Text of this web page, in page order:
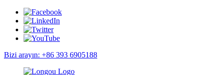
Bizi arayın: +86 393 6905188